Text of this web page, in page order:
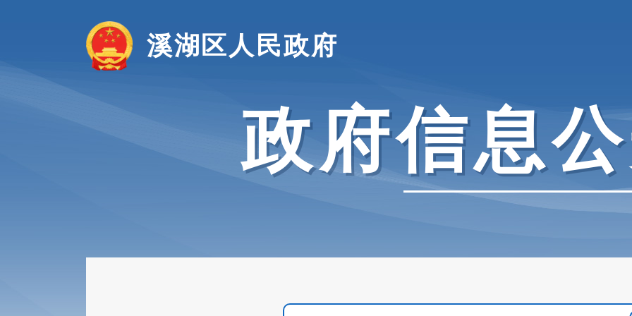
溪湖区人民政府
政府信息